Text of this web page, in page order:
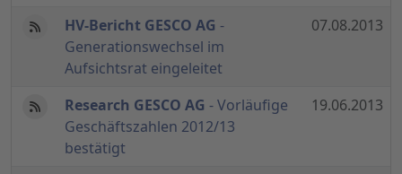
HV-Bericht GESCO AG -
Generationswechsel im
Aufsichtsrat eingeleitet
07.08.2013
Research GESCO AG - Vorläufige
Geschäftszahlen 2012/13
bestätigt
19.06.2013